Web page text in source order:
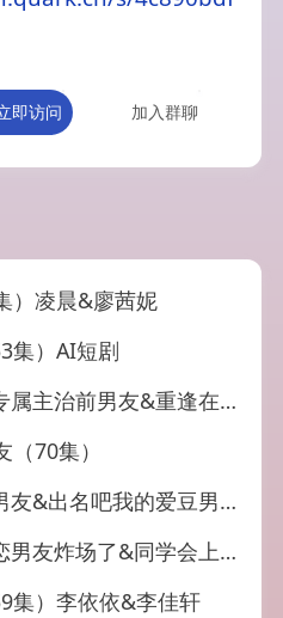
即访问 加入群聊
）凌晨&廖茜妮
集）AI短剧
在病房我的专属主治前男友（53集）AI短剧
70集）
的爱豆男友（52集）蔡颂思&宋子鸣
会上我的网恋男友炸场了（65集）AI短剧
集）李依依&李佳轩